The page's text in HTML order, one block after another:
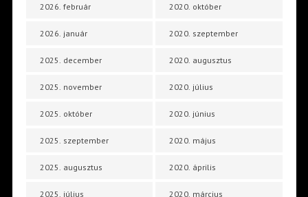
2026. február
2026. január
2025. december
2025. november
2025. október
2025. szeptember
2025. augusztus
2025. július
2020. október
2020. szeptember
2020. augusztus
2020. július
2020. június
2020. május
2020. április
2020. március